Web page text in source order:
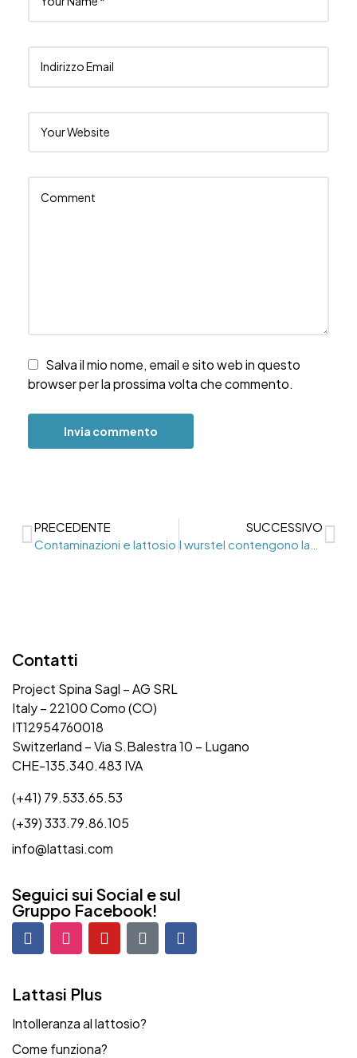
Salva il mio nome, email e sito web in questo
browser per la prossima volta che commento.
PRECEDENTE
Contaminazioni e lattosio
SUCCESSIVO
Contatti
Project Spina Sagl – AG SRL
Italy – 22100 Como (CO)
IT12954760018
Switzerland – Via S.Balestra 10 – Lugano
CHE-135.340.483 IVA
(+41) 79.533.65.53
(+39) 333.79.86.105
info@lattasi.com
Seguici sui Social e sul
Gruppo Facebook!
Lattasi Plus
Intolleranza al lattosio?
Come funziona?